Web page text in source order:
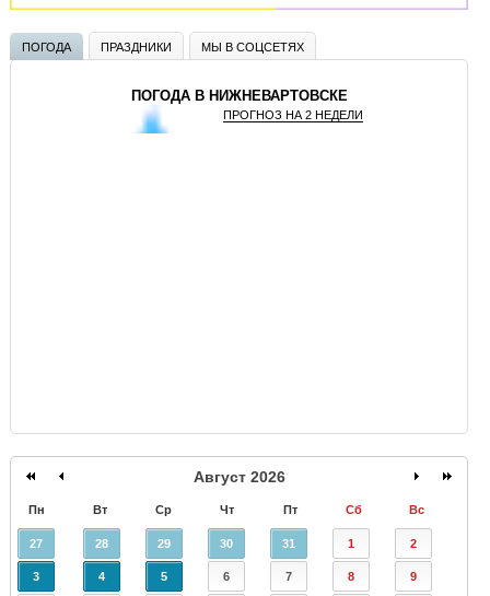
ПОГОДА ПРАЗДНИКИ МЫ В СОЦСЕТЯХ
ПОГОДА В НИЖНЕВАРТОВСКЕ
ПРОГНОЗ НА 2 НЕДЕЛИ
Август 2026
Пн Вт Ср Чт Пт Сб Вс
27 28 29 30 31 1 2
3 4 5 6 7 8 9